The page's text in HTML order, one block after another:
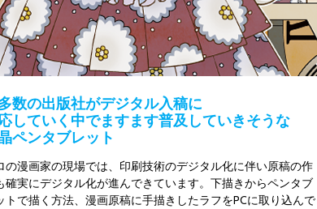
数の出版社がデジタル入稿に
していく中でますます普及していきそうな
ペンタブレット
の漫画家の現場では、印刷技術のデジタル化に伴い原稿の作
確実にデジタル化が進んできています。下描きからペンタブ
トで描く方法、漫画原稿に手描きしたラフをPCに取り込んで